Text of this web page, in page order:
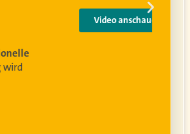
Video anschauen